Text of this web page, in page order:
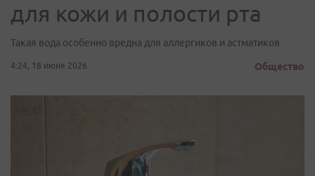
для кожи и полости рта
Такая вода особенно вредна для аллергиков и астматиков
4:24, 18 июня 2026 Общество